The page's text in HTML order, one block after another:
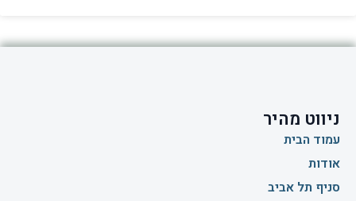
ניווט מהיר
עמוד הבית
אודות
סניף תל אביב